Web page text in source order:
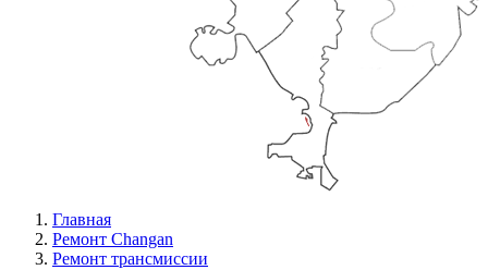
Главная
Ремонт Changan
Ремонт трансмиссии